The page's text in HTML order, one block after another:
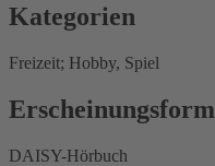
Kategorien
Freizeit; Hobby, Spiel
Erscheinungsform
DAISY-Hörbuch